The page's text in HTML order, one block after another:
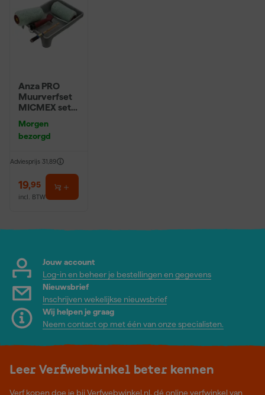
Anza PRO
Muurverfset
MICMEX set
Morgen
bezorgd
Adviesprijs 31,89
19,95
incl. BTW
Jouw account
Log-in en beheer je bestellingen en gegevens
Nieuwsbrief
Inschrijven wekelijkse nieuwsbrief
Wij helpen je graag
Neem contact op met één van onze specialisten.
Leer Verfwebwinkel beter kennen
Verf kopen doe je bij Verfwebwinkel.nl, dé online verfwinkel van